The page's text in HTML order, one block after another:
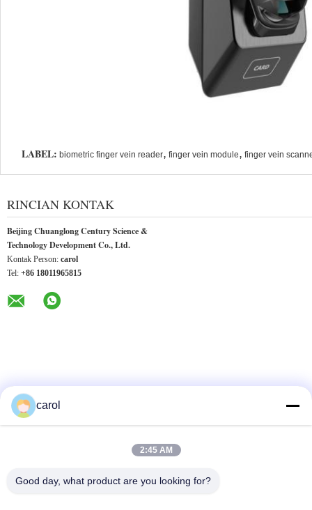
LABEL: biometric finger vein reader, finger vein module, finger vein
RINCIAN KONTAK
Beijing Chuanglong Century Science &
Technology Development Co., Ltd.
Kontak Person: carol
Tel: +86 18011965815
PRODUK LAINNYA
carol
2:45 AM
Good day, what product are you looking for?